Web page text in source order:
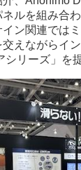
ルを組み合
イン関連では
えながらイ
シリーズ」を